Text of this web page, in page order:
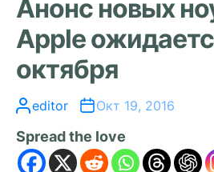
Анонс новых
Apple
октября
editor Окт 19, 2016
Spread the love